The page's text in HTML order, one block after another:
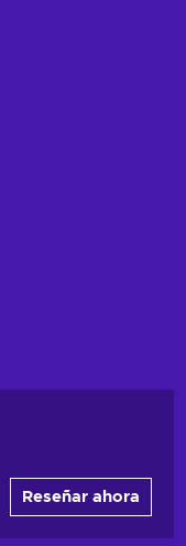
Reseñar ahora